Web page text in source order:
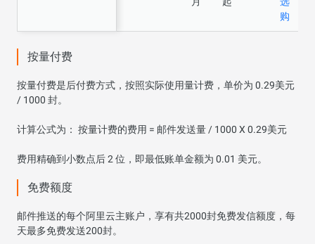
购
按量付费
按量付费是后付费方式，按照实际使用量计费，单价为 0.29美元
/ 1000 封。
计算公式为： 按量计费的费用 = 邮件发送量 / 1000 X 0.29美元
费用精确到小数点后 2 位，即最低账单金额为 0.01 美元。
免费额度
邮件推送的每个阿里云主账户，享有共2000封免费发信额度，每
天最多免费发送200封。